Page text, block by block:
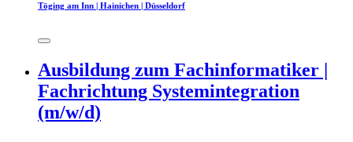
Töging am Inn | Hainichen | Düsseldorf
Ausbildung zum Fachinformatiker |
Fachrichtung Systemintegration
(m/w/d)